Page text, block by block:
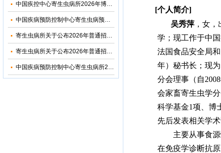
中国疾控中心寄生虫病所2026年博士研究生招生调剂信息公布
中国疾病预防控制中心寄生虫病预防控制所2026年部门预算
寄生虫病所关于公布2026年普通招考公共卫生博士考生复试名单的通知
寄生虫病所关于公布2026年普通招考学术学位博士考生复试名单的通知
中国疾病预防控制中心寄生虫病所2024年度部门决算
[个人简介]
吴秀萍， 女，
学；现工作于中
法国食品安全局
年）秘书长；现
分会理事（自2008
会家畜寄生虫学
科学基金1项、博
先后发表相关学
主要从事食
在免疫学诊断抗